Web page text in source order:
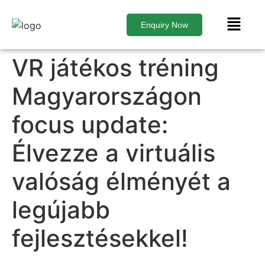
Enquiry Now
VR játékos tréning
Magyarországon
focus update:
Élvezze a virtuális
valóság élményét a
legújabb
fejlesztésekkel!